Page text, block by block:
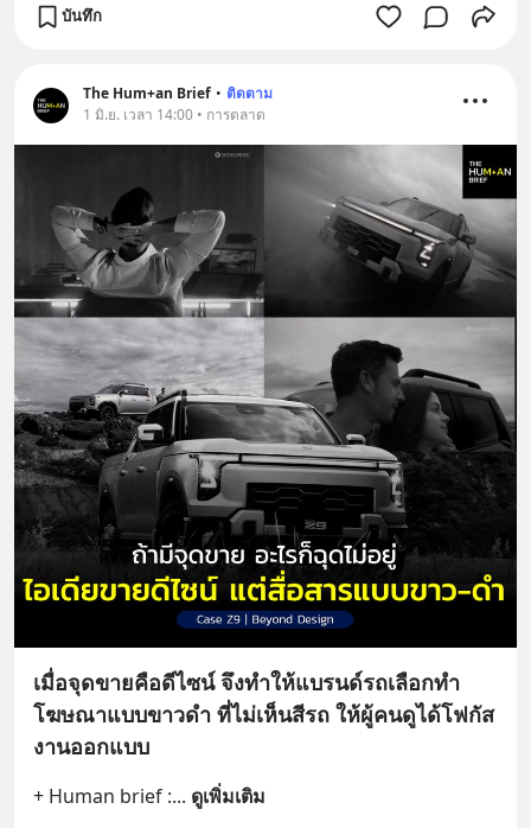
บันทึก
The Hum+an Brief • ติดตาม
1 มิ.ย. เวลา 14:00 • การตลาด
เมื่อจุดขายคือดีไซน์ จึงทำให้แบรนด์รถเลือกทำ
โฆษณาแบบขาวดำ ที่ไม่เห็นสีรถ ให้ผู้คนดูได้โฟกัส
งานออกแบบ
+ Human brief :... ดูเพิ่มเติม